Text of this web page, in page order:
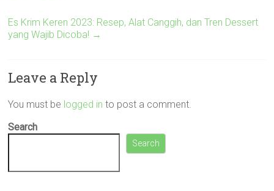
Es Krim Keren 2023: Resep, Alat Canggih, dan Tren Dessert
yang Wajib Dicoba! →
Leave a Reply
You must be logged in to post a comment.
Search
Search